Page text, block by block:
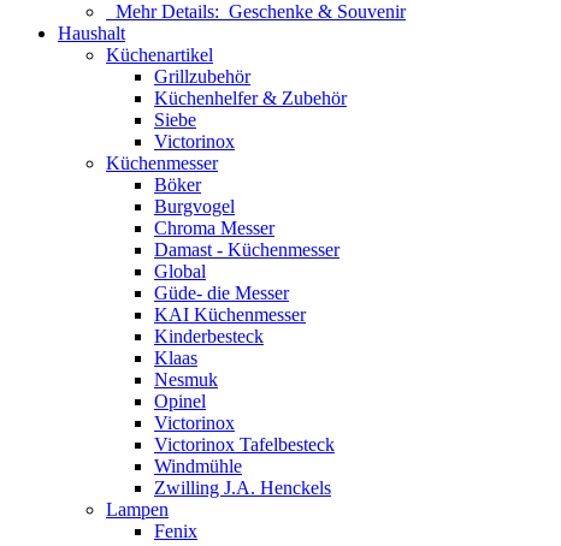
Mehr Details: Geschenke & Souvenir
Haushalt
Küchenartikel
Grillzubehör
Küchenhelfer & Zubehör
Siebe
Victorinox
Küchenmesser
Böker
Burgvogel
Chroma Messer
Damast - Küchenmesser
Global
Güde- die Messer
KAI Küchenmesser
Kinderbesteck
Klaas
Nesmuk
Opinel
Victorinox
Victorinox Tafelbesteck
Windmühle
Zwilling J.A. Henckels
Lampen
Fenix